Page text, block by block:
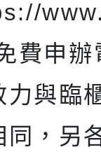
費申辦
力與臨
同，另